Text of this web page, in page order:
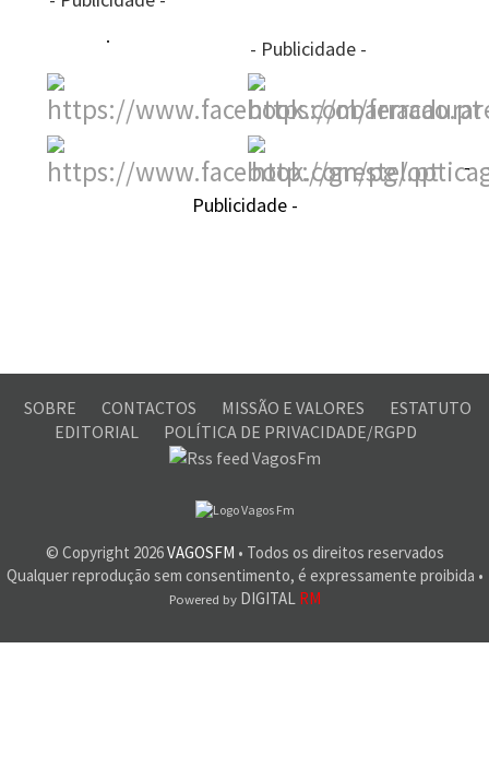
- Publicidade -
-
Publicidade -
SOBRE CONTACTOS MISSÃO E VALORES
ESTATUTO
EDITORIAL
POLÍTICA DE PRIVACIDADE/RGPD
© Copyright 2026VAGOSFM • Todos os direitos reservados
Qualquer reprodução sem consentimento, é expressamente proibida •
Powered byDIGITAL RM